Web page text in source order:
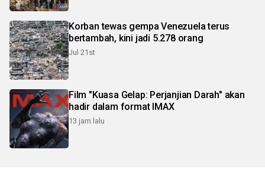
Korban tewas gempa Venezuela terus
bertambah, kini jadi 5.278 orang
Jul 21st
Film "Kuasa Gelap: Perjanjian Darah" akan
hadir dalam format IMAX
13 jam lalu